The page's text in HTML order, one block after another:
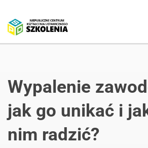
Wypalenie
jak go unikać i
nim radzić?